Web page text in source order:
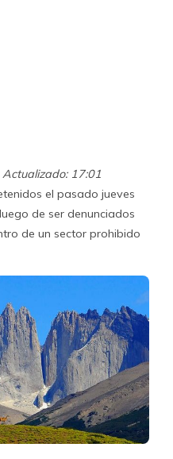
Actualizado: 17:01
el pasado jueves
de ser denunciados
de un sector prohibido